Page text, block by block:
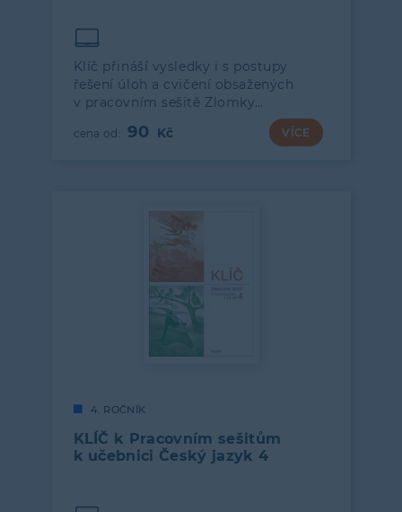
Klíč přináší vysledky i s postupy
řešení úloh a cvičení obsažených
v pracovním sešitě Zlomky…
90 VÍCE
4. ROČNÍK
KLÍČ k Pracovním sešitům
k učebnici Český jazyk 4